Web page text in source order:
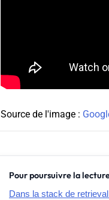
Source de l'image :
Pour poursuivre la
Dans la stack de